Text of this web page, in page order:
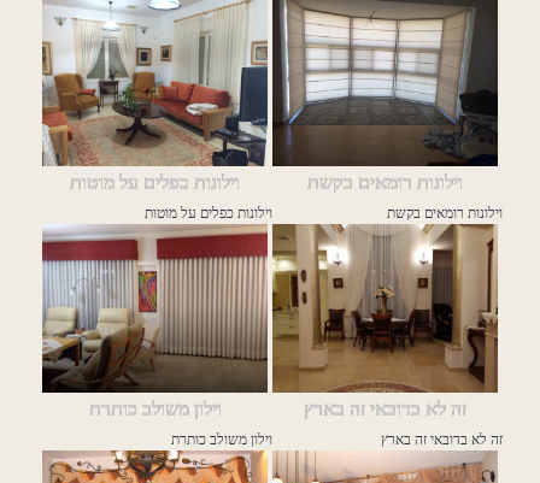
וילונות רומאים בקשת
וילונות רומאים בקשת
וילונות כפלים על מוטות
וילונות כפלים על מוטות
זה לא בדובאי זה בארץ
זה לא בדובאי זה בארץ
וילון משולב כותרת
וילון משולב כותרת